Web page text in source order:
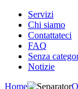
Servizi
Chi siamo
Contattateci
FAQ
Senza
Notizie
Home